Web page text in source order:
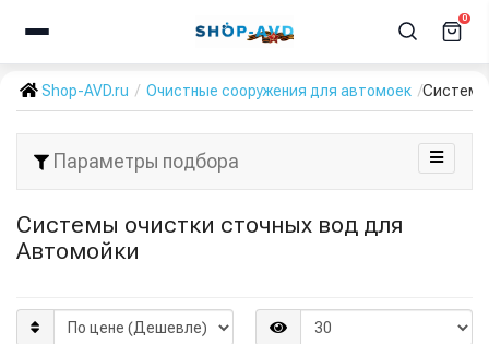
0
Shop-AVD.ru Очистные сооружения для автомоек Системы
Параметры подбора
Системы очистки сточных вод для
Автомойки